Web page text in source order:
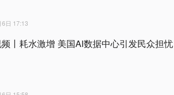
6日 17:13
丨耗水激增 美国AI数据中心引发民众担忧